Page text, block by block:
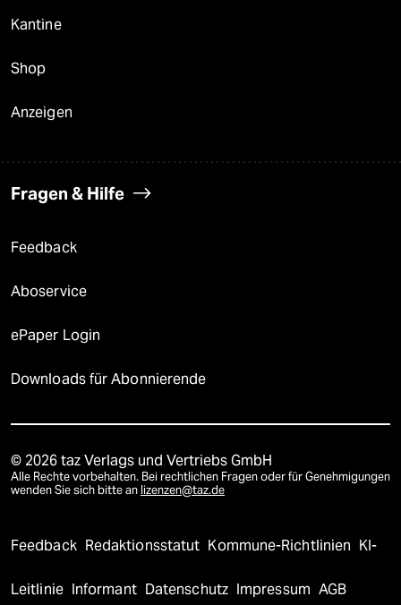
Kantine
Shop
Anzeigen
Fragen & Hilfe
Feedback
Aboservice
ePaper Login
Downloads für Abonnierende
© 2026 taz Verlags und Vertriebs GmbH
Alle Rechte vorbehalten. Bei rechtlichen Fragen oder für Genehmigungen
wenden Sie sich bitte an lizenzen@taz.de
Feedback Redaktionsstatut Kommune-Richtlinien KI-
Leitlinie Informant Datenschutz Impressum AGB